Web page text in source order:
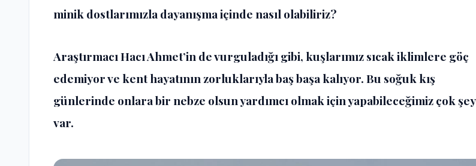
minik dostlarımızla dayanışma içinde nasıl olabiliriz?
Araştırmacı Hacı Ahmet’in de vurguladığı gibi, kuşlarımız sıcak iklimlere göç
edemiyor ve kent hayatının zorluklarıyla baş başa kalıyor. Bu soğuk kış
günlerinde onlara bir nebze olsun yardımcı olmak için yapabileceğimiz çok şey
var.